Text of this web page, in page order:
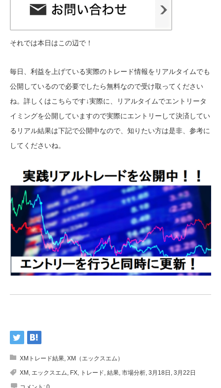
それでは本日はこの辺で！
毎日、利益を上げている実際のトレード情報をリアルタイムでも
公開しているので必要でしたら無料なので受け取ってください
ね。詳しくはこちらです↓実際に、リアルタイムでエントリータ
イミングを公開していますので実際にエントリーして決済してい
るリアル結果は下記で公開中なので、知りたい方は是非、参考に
してくださいね。
XMトレード結果 XM（エックスエム）
XM エックスエム FX トレード 結果 市場分析 3月18日 3月22日